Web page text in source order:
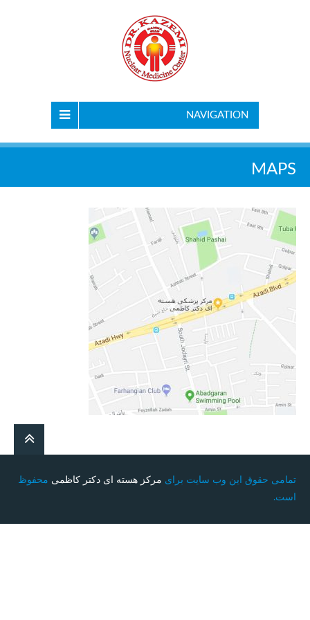
NAVIGATION
MAPS
تمامی حقوق این وب سایت برای مرکز هسته ای دکتر کاظمی محفوظ
است.